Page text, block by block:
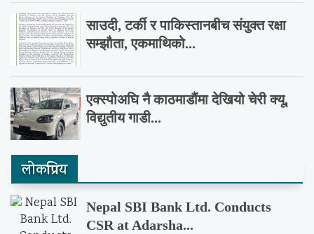
साउदी, टर्की र पाकिस्तानबीच संयुक्त रक्षा
सम्झौता, एकमाथिको...
एक्स्पोअघि नै काठमाडौंमा देखियो चेरी क्यू,
विद्युतीय गाडी...
लाेकप्रिय
Nepal SBI Bank Ltd. Conducts
CSR at Adarsha...